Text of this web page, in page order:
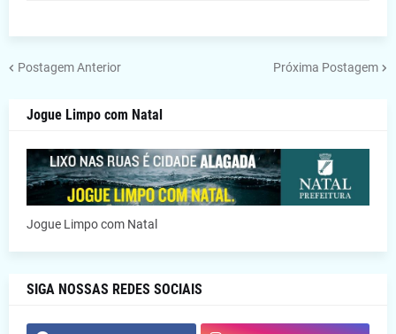
Postagem Anterior Próxima Postagem
Jogue Limpo com Natal
Jogue Limpo com Natal
SIGA NOSSAS REDES SOCIAIS